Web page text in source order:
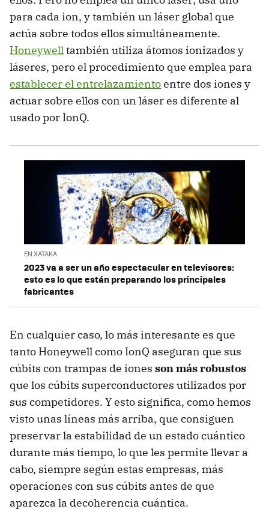
para cada ion, y también un láser global que
actúa sobre todos ellos simultáneamente.
Honeywell también utiliza átomos ionizados y
láseres, pero el procedimiento que emplea para
establecer el entrelazamientoentre dos iones y
actuar sobre ellos con un láser es diferente al
usado por IonQ.
EN XATAKA
2023 va a ser un año espectacular en televisores:
esto es lo que están preparando los principales
fabricantes
En cualquier caso, lo más interesante es que
tanto Honeywell como IonQ aseguran que sus
cúbits con trampas de iones son más robustos
que los cúbits superconductores utilizados por
sus competidores. Y esto significa, como hemos
visto unas líneas más arriba, que consiguen
preservar la estabilidad de un estado cuántico
durante más tiempo, lo que les permite llevar a
cabo, siempre según estas empresas, más
operaciones con sus cúbits antes de que
aparezca la decoherencia cuántica.